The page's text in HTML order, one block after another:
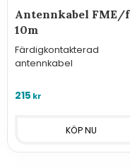
Antennkabel FME/f
10m
Färdigkontakterad
antennkabel
215 kr